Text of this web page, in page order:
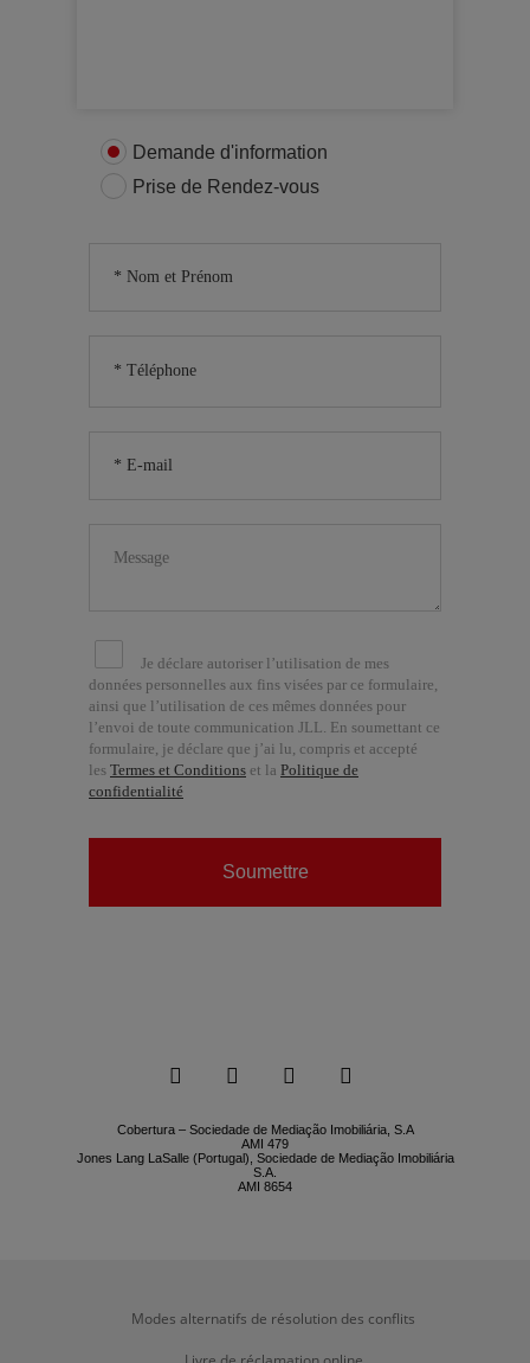
Demande d'information
Prise de Rendez-vous
Je déclare autoriser l’utilisation de mes
données personnelles aux fins visées par ce formulaire,
ainsi que l’utilisation de ces mêmes données pour
l’envoi de toute communication JLL. En soumettant ce
formulaire, je déclare que j’ai lu, compris et accepté
les Termes et Conditions et la Politique de
confidentialité
Soumettre
Cobertura – Sociedade de Mediação Imobiliária, S.A
AMI 479
Jones Lang LaSalle (Portugal), Sociedade de Mediação Imobiliária
S.A.
AMI 8654
   
Modes alternatifs de résolution des conflits